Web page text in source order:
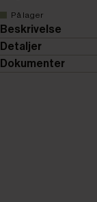
På lager
Beskrivelse
Detaljer
Dokumenter